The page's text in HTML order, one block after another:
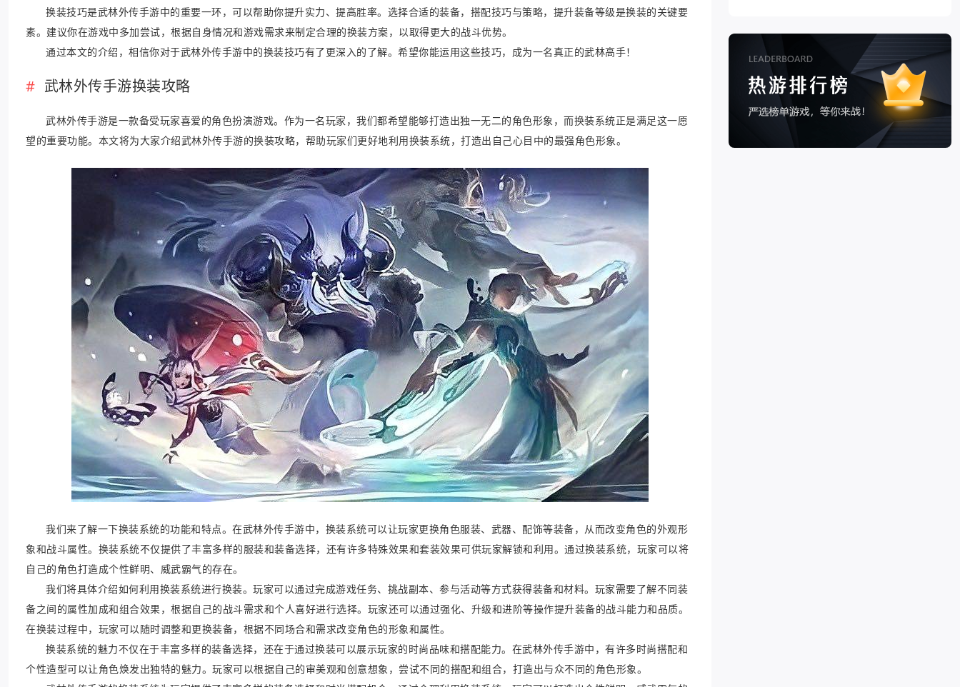
换装技巧是武林外传手游中的重要一环，可以帮助你提升实力、提高胜率。选择合适的装备，搭配技巧与策略，提升装备等级是换装的关键要
素。建议你在游戏中多加尝试，根据自身情况和游戏需求来制定合理的换装方案，以取得更大的战斗优势。
通过本文的介绍，相信你对于武林外传手游中的换装技巧有了更深入的了解。希望你能运用这些技巧，成为一名真正的武林高手！
武林外传手游换装攻略
武林外传手游是一款备受玩家喜爱的角色扮演游戏。作为一名玩家，我们都希望能够打造出独一无二的角色形象，而换装系统正是满足这一愿
望的重要功能。本文将为大家介绍武林外传手游的换装攻略，帮助玩家们更好地利用换装系统，打造出自己心目中的最强角色形象。
我们来了解一下换装系统的功能和特点。在武林外传手游中，换装系统可以让玩家更换角色服装、武器、配饰等装备，从而改变角色的外观形
象和战斗属性。换装系统不仅提供了丰富多样的服装和装备选择，还有许多特殊效果和套装效果可供玩家解锁和利用。通过换装系统，玩家可以将
自己的角色打造成个性鲜明、威武霸气的存在。
我们将具体介绍如何利用换装系统进行换装。玩家可以通过完成游戏任务、挑战副本、参与活动等方式获得装备和材料。玩家需要了解不同装
备之间的属性加成和组合效果，根据自己的战斗需求和个人喜好进行选择。玩家还可以通过强化、升级和进阶等操作提升装备的战斗能力和品质。
在换装过程中，玩家可以随时调整和更换装备，根据不同场合和需求改变角色的形象和属性。
换装系统的魅力不仅在于丰富多样的装备选择，还在于通过换装可以展示玩家的时尚品味和搭配能力。在武林外传手游中，有许多时尚搭配和
个性造型可以让角色焕发出独特的魅力。玩家可以根据自己的审美观和创意想象，尝试不同的搭配和组合，打造出与众不同的角色形象。